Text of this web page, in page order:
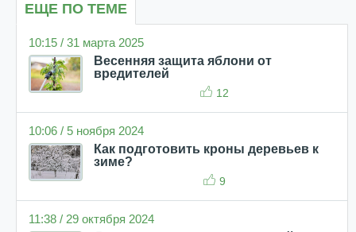
ЕЩЕ ПО ТЕМЕ
10:15 / 31 марта 2025
Весенняя защита яблони от
вредителей
12
10:06 / 5 ноября 2024
Как подготовить кроны деревьев к
зиме?
9
11:38 / 29 октября 2024